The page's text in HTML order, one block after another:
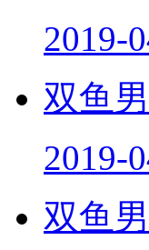
2019-
双鱼
2019-
双鱼